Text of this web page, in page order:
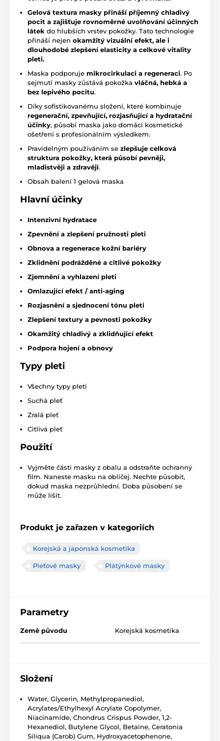
Gelová textura masky přináší příjemný chladivý
pocit a zajišťuje rovnoměrné uvolňování účinných
látek do hlubších vrstev pokožky. Tato technologie
přináší nejen okamžitý vizuální efekt, ale i
dlouhodobé zlepšení elasticity a celkové vitality
pleti.
Maska podporuje mikrocirkulaci a regeneraci. Po
sejmutí masky zůstává pokožka vláčná, hebká a
bez lepivého pocitu.
Díky sofistikovanému složení, které kombinuje
regenerační, zpevňující, rozjasňující a hydratační
účinky, působí maska jako domácí kosmetické
ošetření s profesionálním výsledkem.
Pravidelným používáním se zlepšuje celková
struktura pokožky, která působí pevněji,
mladistvěji a zdravěji.
Obsah balení 1 gelová maska
Hlavní účinky
Intenzivní hydratace
Zpevnění a zlepšení pružnosti pleti
Obnova a regenerace kožní bariéry
Zklidnění podrážděné a citlivé pokožky
Zjemnění a vyhlazení pleti
Omlazující efekt / anti-aging
Rozjasnění a sjednocení tónu pleti
Zlepšení textury a pevnosti pokožky
Okamžitý chladivý a zklidňující efekt
Podpora hojení a obnovy
Typy pleti
Všechny typy pleti
Suchá pleť
Zralá pleť
Citlivá pleť
Použití
Vyjměte části masky z obalu a odstraňte ochranný
film. Naneste masku na obličej. Nechte působit,
dokud maska nezprůhlední. Doba působení se
může lišit.
Produkt je zařazen v kategoriích
Korejská a japonská kosmetika
Pleťové masky Plátýnkové masky
Parametry
Země původu Korejská kosmetika
Složení
Water, Glycerin, Methylpropanediol,
Acrylates/Ethylhexyl Acrylate Copolymer,
Niacinamide, Chondrus Crispus Powder, 1,2-
Hexanediol, Butylene Glycol, Betaine, Ceratonia
Siliqua (Carob) Gum, Hydroxyacetophenone,